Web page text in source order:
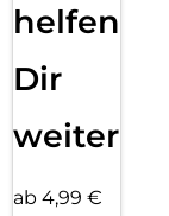
helfen
Dir
weiter
ab 4,99 €